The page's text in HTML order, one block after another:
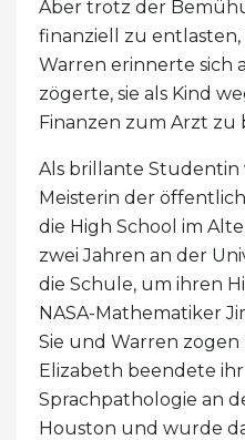
Aber trotz der
finanziell zu entlasten,
Warren erinnerte sich
zögerte, sie als Kind
Finanzen zum Arzt zu
Als brillante
Meisterin der
die High School im
zwei Jahren an der
die Schule, um ihren
NASA-Mathematiker
Sie und Warren zogen
Elizabeth beendete
Sprachpathologie an
Houston und wurde